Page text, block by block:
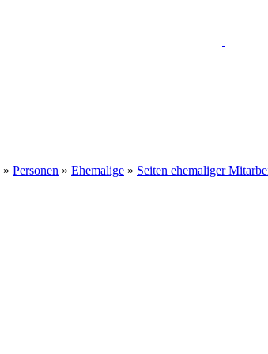
» Personen » Ehemalige » Seiten ehemaliger